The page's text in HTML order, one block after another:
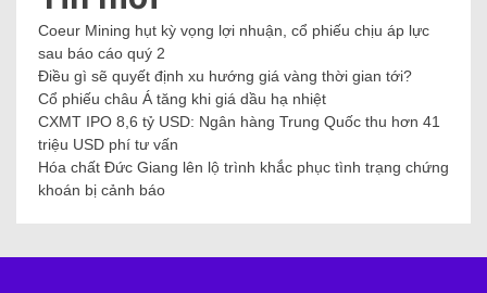
Coeur Mining hụt kỳ vọng lợi nhuận, cổ phiếu chịu áp lực
sau báo cáo quý 2
Điều gì sẽ quyết định xu hướng giá vàng thời gian tới?
Cổ phiếu châu Á tăng khi giá dầu hạ nhiệt
CXMT IPO 8,6 tỷ USD: Ngân hàng Trung Quốc thu hơn 41
triệu USD phí tư vấn
Hóa chất Đức Giang lên lộ trình khắc phục tình trạng chứng
khoán bị cảnh báo